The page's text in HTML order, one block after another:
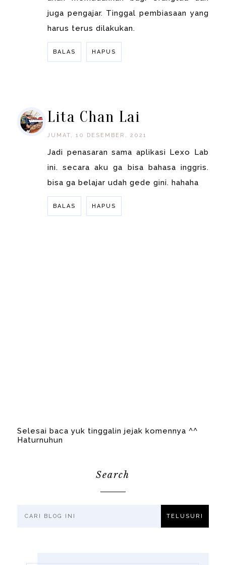
juga pengajar. Tinggal pembiasaan yang
harus terus dilakukan.
BALAS HAPUS
Lita Chan Lai
JUMAT, 10 DESEMBER, 2021
Jadi penasaran sama aplikasi Lexo Lab
ini. secara aku ga bisa bahasa inggris.
bisa ga belajar udah gede gini. hahaha
BALAS HAPUS
Selesai baca yuk tinggalin jejak komennya ^^
Haturnuhun
Search